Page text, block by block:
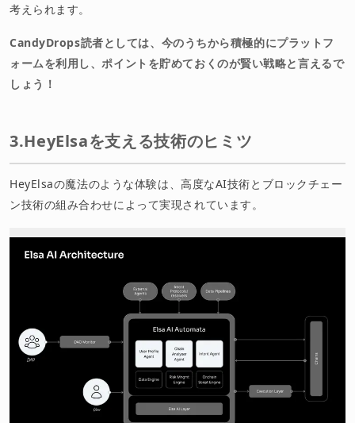
考えられます。
CandyDrops読者としては、今のうちから積極的にプラットフ
ォームを利用し、ポイントを貯めておくのが賢い戦略と言えるで
しょう！
3.HeyElsaを支える技術のヒミツ
HeyElsaの魔法のような体験は、高度なAI技術とブロックチェー
ン技術の組み合わせによって実現されています。